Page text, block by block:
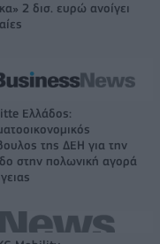
2 δισ. ευρώ ανοίγει
Ελλάδος:
της ΔΕΗ για την
στην πολωνική αγορά